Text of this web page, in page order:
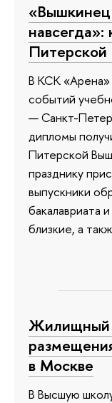
В КСК «Арена»
событий
— Санкт-
дипломы
Питерской
празднику
выпускники
бакалавриата
близкие, а
Жилищный
в Москве
В Высшую